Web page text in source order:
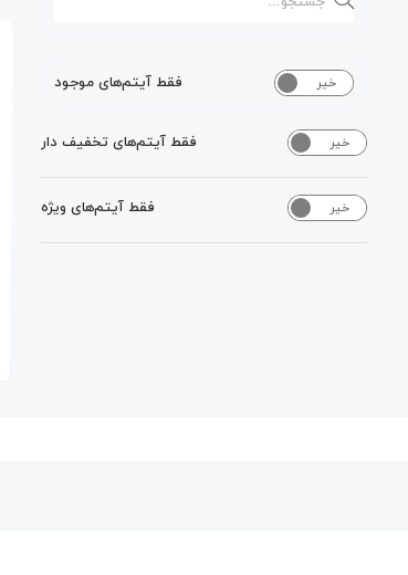
خیر فقط آیتم‌های موجود
خیر فقط آیتم‌های تخفیف دار
خیر فقط آیتم‌های ویژه